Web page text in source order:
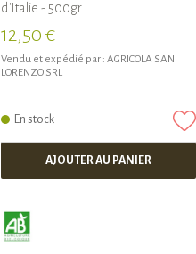
d'Italie - 500gr.
12,50 €
Vendu et expédié par : AGRICOLA SAN
LORENZO SRL
En stock
AJOUTER AU PANIER